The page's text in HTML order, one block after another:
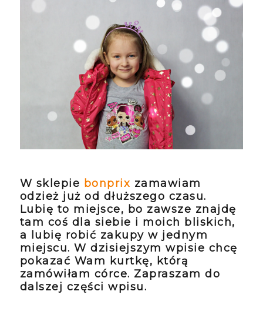
W sklepie bonprix zamawiam
odzież już od dłuższego czasu.
Lubię to miejsce, bo zawsze znajdę
tam coś dla siebie i moich bliskich,
a lubię robić zakupy w jednym
miejscu. W dzisiejszym wpisie chcę
pokazać Wam kurtkę, którą
zamówiłam córce. Zapraszam do
dalszej części wpisu.